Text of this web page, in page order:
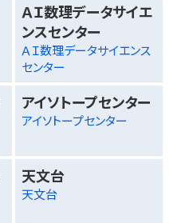
ＡＩ数理データサイエ
ンスセンター
ＡＩ数理データサイエンス
センター
アイソトープセンター
アイソトープセンター
天文台
天文台